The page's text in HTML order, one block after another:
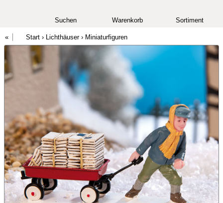
Suchen Warenkorb Sortiment
Start › Lichthäuser› Miniaturfiguren